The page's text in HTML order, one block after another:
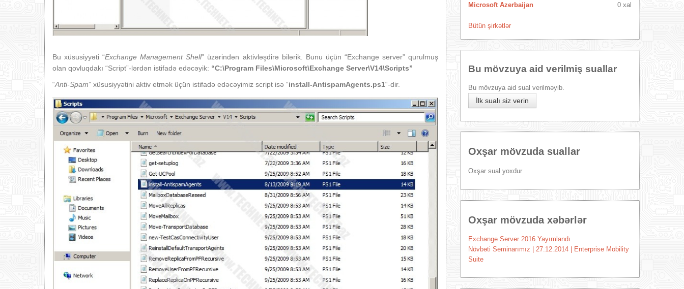
Bu xüsusiyyəti “Exchange Management Shell” üzərindən aktivləşdirə bilərik. Bunu üçün “Exchange server” qurulmuş
olan qovluqdakı “Script”-lərdən istifadə edəcəyik: “C:\Program Files\Microsoft\Exchange Server\V14\Scripts”
“Anti-Spam” xüsusiyyətini aktiv etmək üçün istifadə edəcəyimiz script isə “install-AntispamAgents.ps1“-dir.
Microsoft Azerbaijan
0 xal
Bütün şirkətlər
Bu mövzuya aid verilmiş suallar
Bu mövzuya aid sual verilməyib.
İlk sualı siz verin
Oxşar mövzuda suallar
Oxşar sual yoxdur
Oxşar mövzuda xəbərlər
Exchange Server 2016 Yayımlandı
Növbəti Seminarımız | 27.12.2014 | Enterprise Mobility
Suite